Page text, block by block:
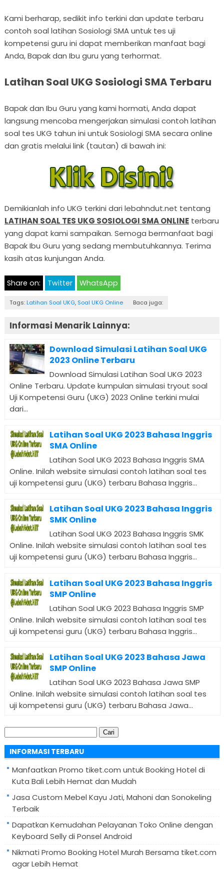
Kami berharap, sedikit info terkini dan update terbaru
contoh soal latihan Sosiologi SMA untuk tes uji
kompetensi guru ini dapat memberikan manfaat bagi
Anda, Bapak dan Ibu guru yang terhormat.
Latihan Soal UKG Sosiologi SMA Terbaru
Bapak dan Ibu Guru yang kami hormati, Anda dapat
langsung mencoba mengerjakan simulasi contoh latihan
soal tes UKG tahun ini untuk Sosiologi SMA secara online
dan gratis melalui link (tautan) di bawah ini:
Demikianlah info UKG terkini dari lebahndut.net tentang
LATIHAN SOAL TES UKG SOSIOLOGI SMA ONLINEterbaru
yang dapat kami sampaikan. Semoga bermanfaat bagi
Bapak Ibu Guru yang sedang membutuhkannya. Terima
kasih atas kunjungan Anda.
Share on: Twitter WhatsApp
Tags: Latihan Soal UKG, Soal UKG Online Baca juga:
Informasi Menarik Lainnya:
Download Simulasi Latihan Soal UKG
2023 Online Terbaru
Download Simulasi Latihan Soal UKG 2023
Online Terbaru. Update kumpulan simulasi tryout soal
Uji Kompetensi Guru (UKG) 2023 Online terkini mulai
dari...
Latihan Soal UKG 2023 Bahasa Inggris
SMA Online
Latihan Soal UKG 2023 Bahasa Inggris SMA
Online. Inilah website simulasi contoh latihan soal tes
uji kompetensi guru (UKG) terbaru Bahasa Inggris...
Latihan Soal UKG 2023 Bahasa Inggris
SMK Online
Latihan Soal UKG 2023 Bahasa Inggris SMK
Online. Inilah website simulasi contoh latihan soal tes
uji kompetensi guru (UKG) terbaru Bahasa Inggris...
Latihan Soal UKG 2023 Bahasa Inggris
SMP Online
Latihan Soal UKG 2023 Bahasa Inggris SMP
Online. Inilah website simulasi contoh latihan soal tes
uji kompetensi guru (UKG) terbaru Bahasa Inggris...
Latihan Soal UKG 2023 Bahasa Jawa
SMP Online
Latihan Soal UKG 2023 Bahasa Jawa SMP
Online. Inilah website simulasi contoh latihan soal tes
uji kompetensi guru (UKG) terbaru Bahasa Jawa...
untuk:
INFORMASI TERBARU
Manfaatkan Promo tiket.com untuk Booking Hotel di
Kuta Bali Lebih Hemat dan Mudah
Jasa Custom Mebel Kayu Jati, Mahoni dan Sonokeling
Terbaik
Dapatkan Kemudahan Pelayanan Toko Online dengan
Keyboard Selly di Ponsel Android
Nikmati Promo Booking Hotel Murah Bersama tiket.com
agar Lebih Hemat